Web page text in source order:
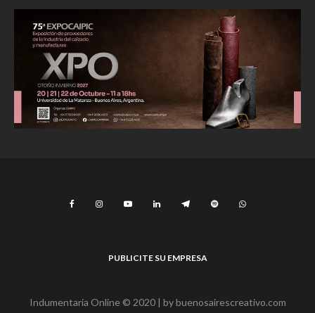
PUBLICITE SU EMPRESA
Indumentaria Online © 2020 | bybuenosairescreativo.com